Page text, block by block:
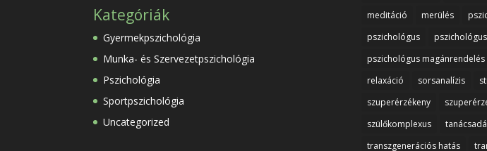
Kategóriák
Gyermekpszichológia
Munka- és Szervezetpszichológia
Pszichológia
Sportpszichológia
Uncategorized
meditáció
merülés
pszichológus
pszichológus
relaxáció
sorsanalízis
szuperérzékeny
szülőkomplexus
transzgenerációs hatás